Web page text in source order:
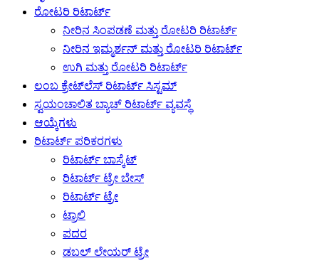
ರೋಟರಿ ರಿಟಾರ್ಟ್
ನೀರಿನ ಸಿಂಪಡಣೆ ಮತ್ತು ರೋಟರಿ ರಿಟಾರ್ಟ್
ನೀರಿನ ಇಮ್ಮರ್ಶನ್ ಮತ್ತು ರೋಟರಿ ರಿಟಾರ್ಟ್
ಉಗಿ ಮತ್ತು ರೋಟರಿ ರಿಟಾರ್ಟ್
ಲಂಬ ಕ್ರೇಟ್‌ಲೆಸ್ ರಿಟಾರ್ಟ್ ಸಿಸ್ಟಮ್
ಸ್ವಯಂಚಾಲಿತ ಬ್ಯಾಚ್ ರಿಟಾರ್ಟ್ ವ್ಯವಸ್ಥೆ
ಆಯ್ಕೆಗಳು
ರಿಟಾರ್ಟ್ ಪರಿಕರಗಳು
ರಿಟಾರ್ಟ್ ಬಾಸ್ಕೆಟ್
ರಿಟಾರ್ಟ್ ಟ್ರೇ ಬೇಸ್
ರಿಟಾರ್ಟ್ ಟ್ರೇ
ಟ್ರಾಲಿ
ಪದರ
ಡಬಲ್ ಲೇಯರ್ ಟ್ರೇ